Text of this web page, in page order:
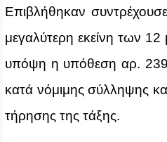
Επιβλήθηκαν
μεγαλύτερη εκείνη των
υπόψη η υπόθεση αρ.
κατά νόμιμης σύλληψης
τήρησης της τάξης.